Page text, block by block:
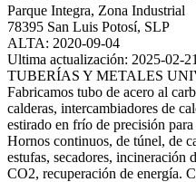
Parque Integra, Zona Industrial
78395 San Luis Potosí, SLP
ALTA: 2020-09-04
Ultima actualización: 2025-02-21
TUBERÍAS Y METALES
Fabricamos tubo de acero al
calderas, intercambiadores de
estirado en frío de precisión
Hornos continuos, de túnel, de
estufas, secadores, incineración
CO2, recuperación de energía.